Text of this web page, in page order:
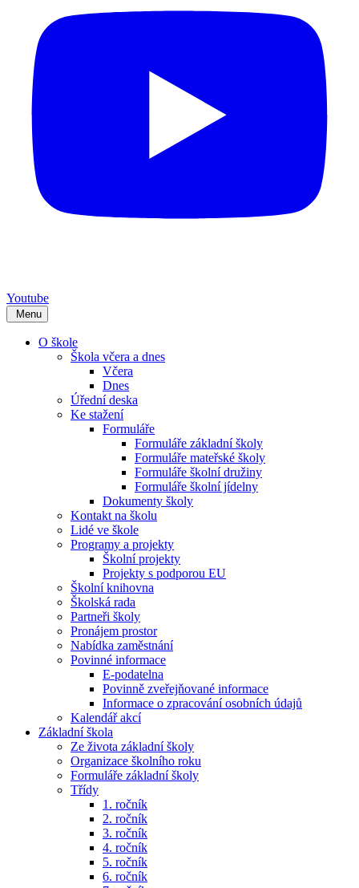
Youtube
Menu
O škole
Škola včera a dnes
Včera
Dnes
Úřední deska
Ke stažení
Formuláře
Formuláře základní školy
Formuláře mateřské školy
Formuláře školní družiny
Formuláře školní jídelny
Dokumenty školy
Kontakt na školu
Lidé ve škole
Programy a projekty
Školní projekty
Projekty s podporou EU
Školní knihovna
Školská rada
Partneři školy
Pronájem prostor
Nabídka zaměstnání
Povinné informace
E-podatelna
Povinně zveřejňované informace
Informace o zpracování osobních údajů
Kalendář akcí
Základní škola
Ze života základní školy
Organizace školního roku
Formuláře základní školy
Třídy
1. ročník
2. ročník
3. ročník
4. ročník
5. ročník
6. ročník